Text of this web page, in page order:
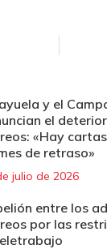
y el
el
«Hay
de retraso»
julio de 2026
entre los
por las